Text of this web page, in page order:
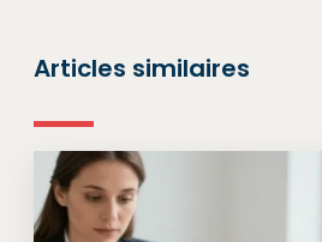
Articles similaires